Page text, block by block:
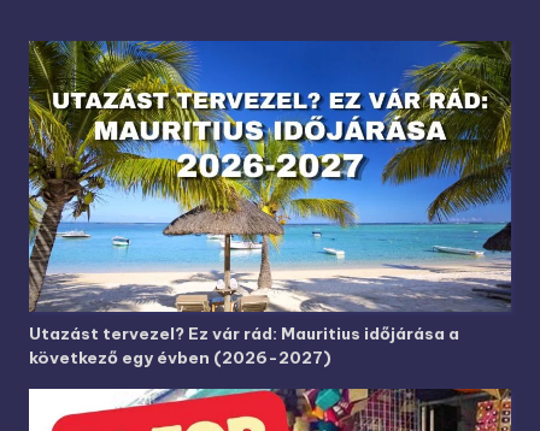
Utazást tervezel? Ez vár rád: Mauritius időjárása a
következő egy évben (2026-2027)